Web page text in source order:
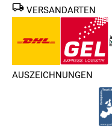
VERSANDARTEN
AUSZEICHNUNGEN